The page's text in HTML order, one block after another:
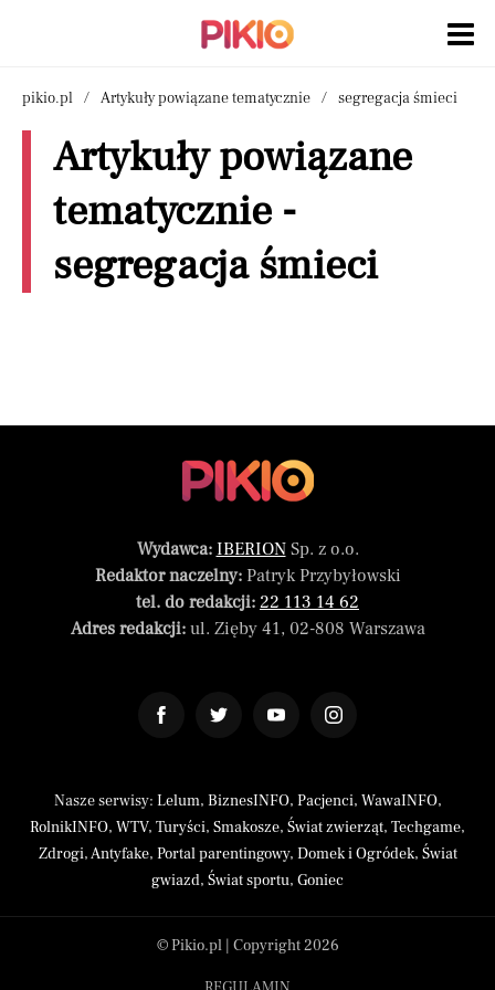
pikio.pl Artykuły powiązane tematycznie segregacja śmieci
Artykuły powiązane
tematycznie -
segregacja śmieci
Wydawca: IBERIONSp. z o.o.
Redaktor naczelny:Patryk Przybyłowski
tel. do redakcji: 22 113 14 62
Adres redakcji:ul. Zięby 41, 02-808 Warszawa
Nasze serwisy: Lelum, BiznesINFO, Pacjenci, WawaINFO,
RolnikINFO, WTV, Turyści, Smakosze, Świat zwierząt, Techgame,
Zdrogi,Antyfake, Portal parentingowy, Domek i Ogródek, Świat
gwiazd, Świat sportu, Goniec
© Pikio.pl | Copyright 2026